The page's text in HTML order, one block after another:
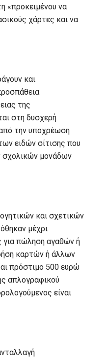
«προκειμένου να
χάρτες και να
και
της
στη δυσχερή
την υποχρέωση
ειδών σίτισης που
σχολικών μονάδων
και σχετικών
μέχρι
για πώληση αγαθών ή
καρτών ή άλλων
πρόστιμο 500 ευρώ
απλογραφικού
είναι